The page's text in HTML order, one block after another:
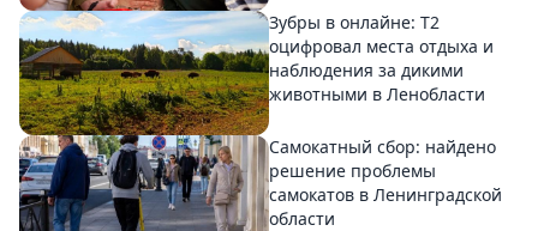
Зубры в онлайне: Т2
оцифровал места отдыха и
наблюдения за дикими
животными в Ленобласти
Самокатный сбор: найдено
решение проблемы
самокатов в Ленинградской
области